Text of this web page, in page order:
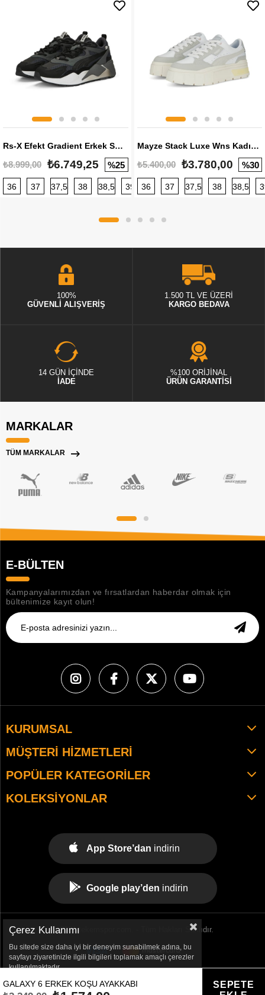
GALAXY 6 ERKEK KOŞU AYAKKABI
Rs-X Efekt Gradient Erkek Sneaker
₺8.999,00 ₺6.749,25 %25
36 37 37,5 38 38,5 39 40 40,5 41 42 42,5
Mayze Stack Luxe Wns Kadın Sneaker
₺5.400,00 ₺3.780,00 %30
36 37 37,5 38 38,5
100%
GÜVENLİ ALIŞVERİŞ
1.500 TL VE ÜZERİ
KARGO BEDAVA
14 GÜN İÇİNDE
İADE
%100 ORİJİNAL
ÜRÜN GARANTİSİ
MARKALAR
TÜM MARKALAR
E-BÜLTEN
Kampanyalarımızdan ve fırsatlardan haberdar olmak için
bültenimize kayıt olun!
KURUMSAL
MÜŞTERI HIZMETLERI
POPÜLER KATEGORILER
KOLEKSIYONLAR
App Store’dan indirin
Google play’den indirin
© 2021 tekemspor.com. - Tüm Hakları Saklıdır.
Çerez Kullanımı
Bu sitede size daha iyi bir deneyim sunabilmek adına, bu
sayfayı ziyaretinizle ilgili bilgileri toplamak amaçlı çerezler
kullanılmaktadır.